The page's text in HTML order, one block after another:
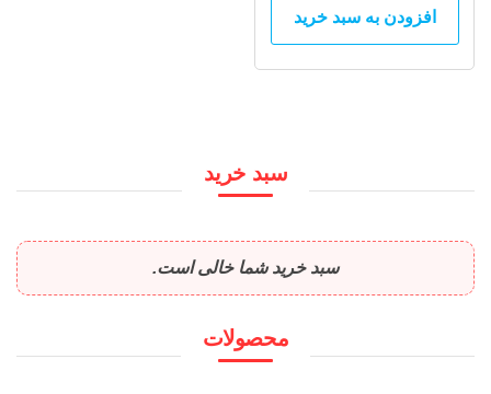
افزودن به سبد خرید
سبد خرید
سبد خرید شما خالی است.
محصولات